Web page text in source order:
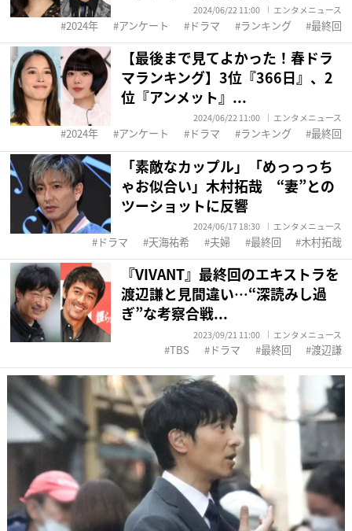
2024/06/22 11:00 エンタメニュース
2024年 アンケート ドラマ ランキング 最終回
【最後まで見てよかった！春ドラ
マランキング】3位『366日』、2
位『アンメット』...
2024/06/22 11:00 エンタメニュース
2024年 アンケート ドラマ ランキング 最終回
「素敵なカップル」「めっっっち
ゃお似合い」木村拓哉 “妻”との
ツーショットに反響
2024/06/17 18:30 エンタメニュース
ドラマ 天海祐希 夫婦 最終回 木村拓哉
『VIVANT』最終回のエキストラを
渡辺謙と見間違い…“深読みし過
ぎ”な考察合戦...
2023/09/21 11:00 エンタメニュース
TBS ドラマ 最終回 渡辺謙